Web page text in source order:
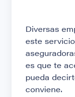
Diversas
este
es que te
pueda
conviene.